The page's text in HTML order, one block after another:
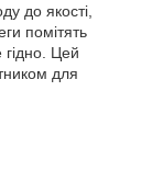
до якості,
помітять
Цей
для